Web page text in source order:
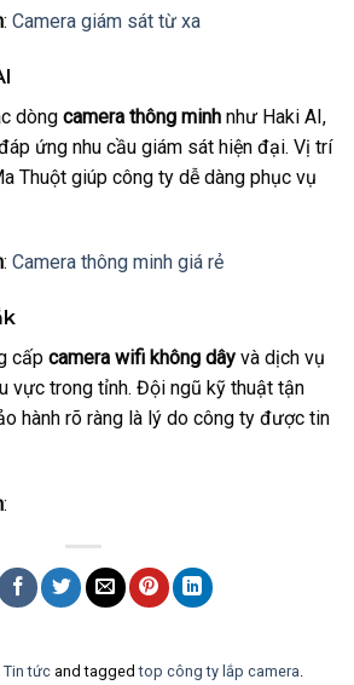
: Camera giám sát từ xa
dòng camera thông minh như Haki AI,
ứng nhu cầu giám sát hiện đại. Vị trí
Thuột giúp công ty dễ dàng phục vụ
: Camera thông minh giá rẻ
cấp camera wifi không dây và dịch vụ
vực trong tỉnh. Đội ngũ kỹ thuật tận
hành rõ ràng là lý do công ty được tin
:
Tin tức and taggedtop công ty lắp camera.